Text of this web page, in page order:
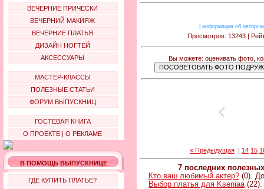
ВЕЧЕРНИЕ ПРИЧЕСКИ
ВЕЧЕРНИЙ МАКИЯЖ
ВЕЧЕРНИЕ ПЛАТЬЯ
ДИЗАЙН НОГТЕЙ
АКСЕССУАРЫ
МАСТЕР-КЛАССЫ
ПОЛЕЗНЫЕ СТАТЬИ
ФОРУМ ВЫПУСКНИЦ
ГОСТЕВАЯ КНИГА
О ПРОЕКТЕ | О РЕКЛАМЕ
В ПОМОЩЬ ВЫПУСКНИЦЕ
ГДЕ КУПИТЬ ПЛАТЬЕ?
информация об
Просмотров: 13243 |
Вы можете: оценивать фото,
« Предыдущая | 14 15
7 последних
Кто ваш любимый актер? (0).
Выбор платья для Kseniaa(22).